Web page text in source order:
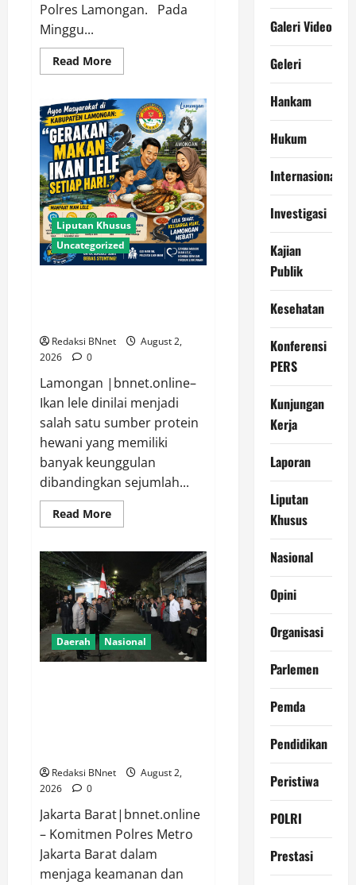
Polres Lamongan. Pada
Minggu...
Read MoreRead
more
Response
Satpolairud
Polres
Lamongan
Bantu
Kapal
Nelayan
Kehabisan
BBM
di
Perairan
Paciran
Liputan Khusus
Uncategorized
Redaksi BNnet
August 2,
2026
0
Lamongan |bnnet.online–
Ikan lele dinilai menjadi
salah satu sumber protein
hewani yang memiliki
banyak keunggulan
dibandingkan sejumlah...
Read MoreRead
more
Jadi
Sumber
Protein
Berkualitas
dan
Terjangkau
untuk
Cegah
Stunting
Daerah Nasional
Redaksi BNnet
August 2,
2026
0
Jakarta Barat|bnnet.online
– Komitmen Polres Metro
Jakarta Barat dalam
menjaga keamanan dan
Galeri Video
Geleri
Hankam
Hukum
Internasional
Investigasi
Kajian
Publik
Kesehatan
Konferensi
PERS
Kunjungan
Kerja
Laporan
Liputan
Khusus
Nasional
Opini
Organisasi
Parlemen
Pemda
Pendidikan
Peristiwa
POLRI
Prestasi